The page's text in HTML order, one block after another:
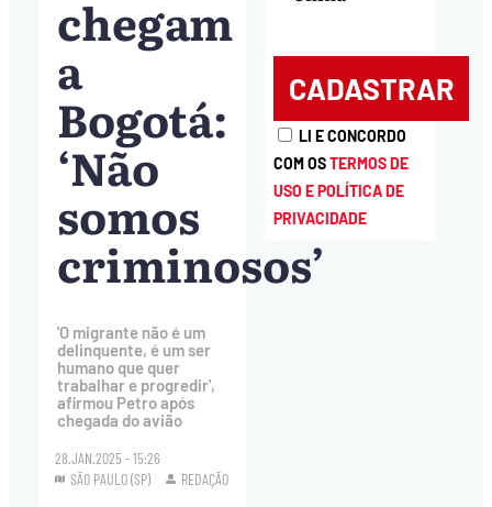
chegam
a
Bogotá:
‘Não
somos
criminosos’
'O migrante não é um
delinquente, é um ser
humano que quer
trabalhar e progredir',
afirmou Petro após
chegada do avião
28.JAN.2025 - 15:26
SÃO PAULO (SP)
REDAÇÃO
LI E CONCORDO
COM OSTERMOS DE
USO E POLÍTICA DE
PRIVACIDADE